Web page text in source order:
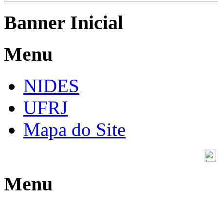
Banner Inicial
Menu
NIDES
UFRJ
Mapa do Site
Menu